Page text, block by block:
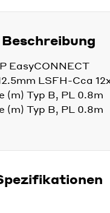
Beschreibung
EasyCONNECT
LSFH-Cca
(m) Typ B, PL 0.8m
(m) Typ B, PL 0.8m